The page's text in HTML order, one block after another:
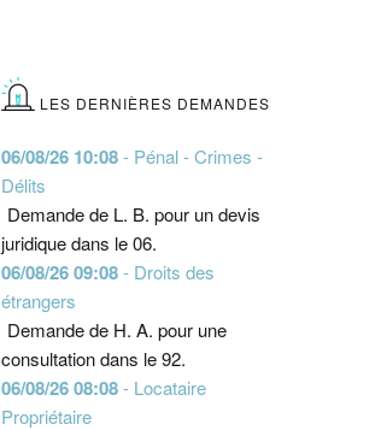
LES DERNIÈRES DEMANDES
06/08/26 10:08- Pénal - Crimes -
Délits
Demande de L. B. pour un devis
juridique dans le 06.
06/08/26 09:08- Droits des
étrangers
Demande de H. A. pour une
consultation dans le 92.
06/08/26 08:08- Locataire
Propriétaire